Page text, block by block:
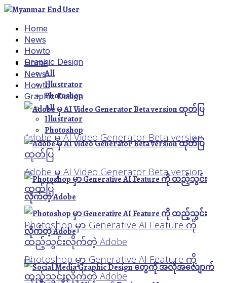
Home
News
Howto
Graphic Design
All
Illustrator
Photoshop
Adobe မှ AI Video Generator Beta version
ထုတ်ပြ
Photoshop မှာ Generative AI Feature ကို
ထည့်သွင်းလိုက်တဲ့ Adobe
Home
News
Howto
Graphic Design
All
Illustrator
Photoshop
Adobe မှ AI Video Generator Beta version
ထုတ်ပြ
Photoshop မှာ Generative AI Feature ကို
ထည့်သွင်းလိုက်တဲ့ Adobe